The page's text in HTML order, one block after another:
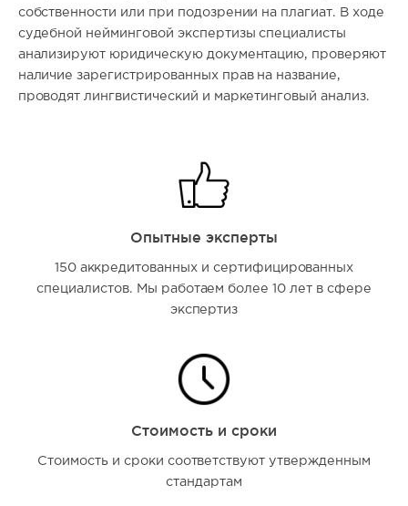
собственности или при подозрении на плагиат. В ходе
судебной нейминговой экспертизы специалисты
анализируют юридическую документацию, проверяют
наличие зарегистрированных прав на название,
проводят лингвистический и маркетинговый анализ.
Опытные эксперты
150 аккредитованных и сертифицированных
специалистов. Мы работаем более 10 лет в сфере
экспертиз
Стоимость и сроки
Стоимость и сроки соответствуют утвержденным
стандартам